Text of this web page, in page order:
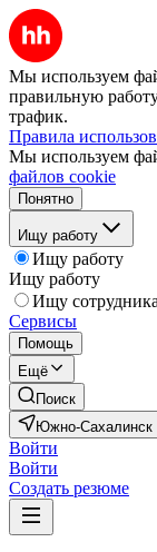
Мы используем
правильную
трафик.
Правила
Мы используем
файлов cookie
Понятно
Ищу работу
Ищу работу
Ищу работу
Ищу сотрудника
Сервисы
Помощь
Ещё
Поиск
Южно-Сахалинск
Войти
Войти
Создать резюме